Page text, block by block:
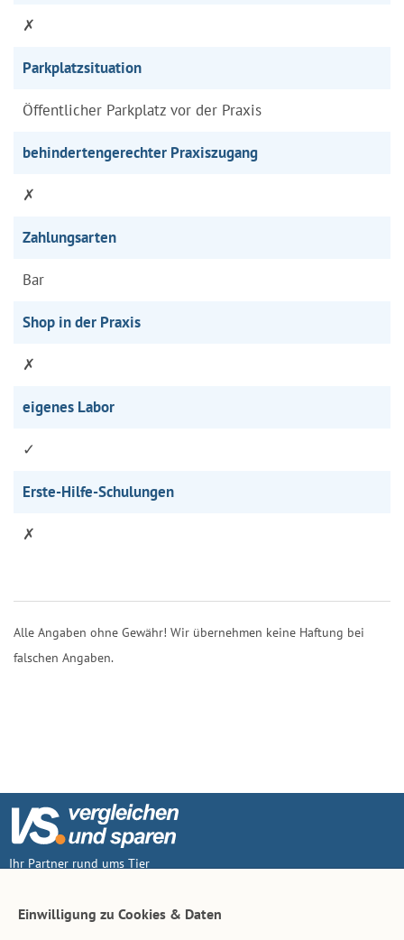
✗
Parkplatzsituation
Öffentlicher Parkplatz vor der Praxis
behindertengerechter Praxiszugang
✗
Zahlungsarten
Bar
Shop in der Praxis
✗
eigenes Labor
✓
Erste-Hilfe-Schulungen
✗
Alle Angaben ohne Gewähr! Wir übernehmen keine Haftung bei
falschen Angaben.
Ihr Partner rund ums Tier
Einwilligung zu Cookies & Daten